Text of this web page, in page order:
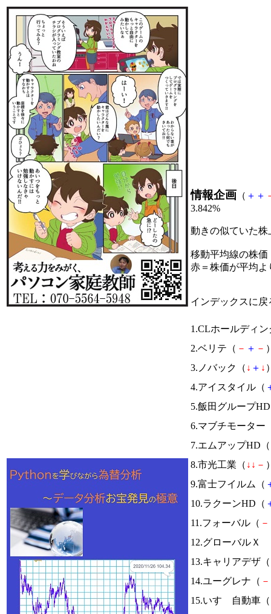
情報企画 （ ＋ ＋
3.842%
動きの似ていた
移動平均線の株価
赤＝株価が平均
インデックスに戻
1.CLホールディ
2.ベリテ（ － ＋ －
3.ノバック（ ↓ ＋ ↓
4.アイスタイル（
5.飯田グループ
6.マブチモーター
7.エムアップHD（
8.市光工業（ ↓ ↓ －
9.富士フイルム（
10.ラクーンHD（
11.フォーバル（ －
12.グローバルＸ
13.キャリアデザ（
14.ユーグレナ（ －
15.いすゞ自動車（